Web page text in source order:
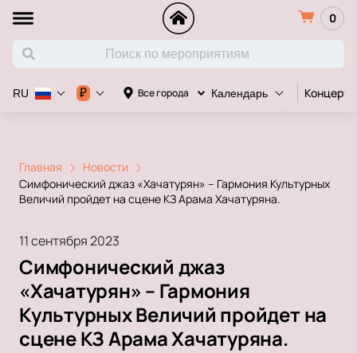
0
Все города Календарь Концерт
RU ₽
Главная
Новости
Симфонический джаз «Хачатурян» – Гармония Культурных
Величий пройдет на сцене КЗ Арама Хачатуряна.
11 сентября 2023
Симфонический джаз
«Хачатурян» – Гармония
Культурных Величий пройдет на
сцене КЗ Арама Хачатуряна.